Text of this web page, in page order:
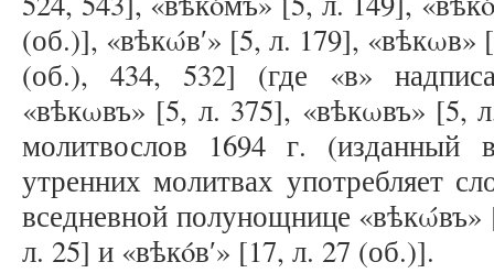
(об.)], «вѣкώвʹ» [5, л. 179], «вѣкωв»
(об.), 434, 532] (где «в»
«вѣкωвъ» [5, л. 375], «вѣкωвъ» [5,
молитвослов 1694 г.
утренних молитвах употребляет
вседневной полунощнице «вѣкώвъ»
л. 25] и «вѣкóвʹ» [17, л. 27 (об.)].